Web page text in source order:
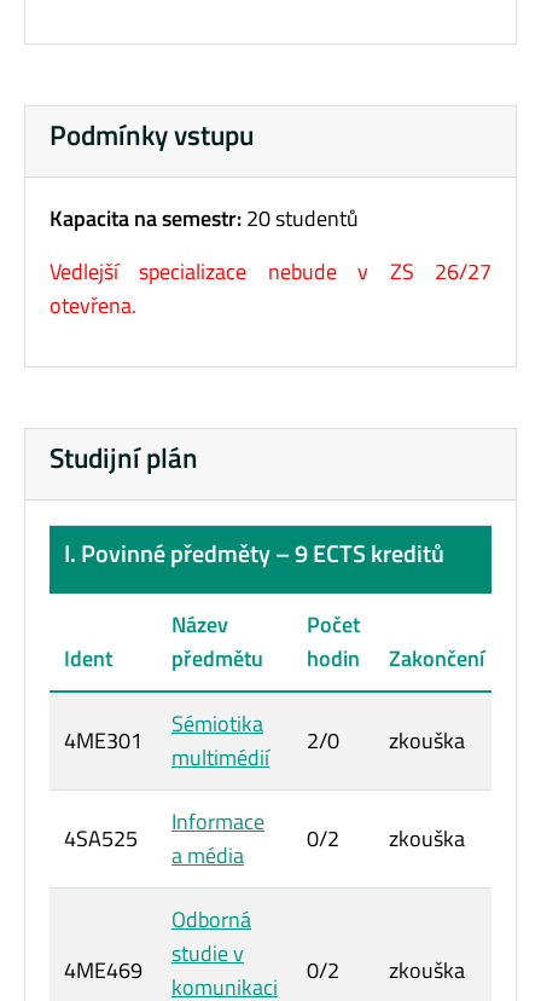
Podmínky vstupu
Kapacita na semestr:20 studentů
Vedlejší specializace nebude v ZS 26/27
otevřena.
Studijní plán
I. Povinné předměty – 9 ECTS kreditů
Ident
Název
předmětu
Počet
hodin
Zakončení
4ME301
Sémiotika
multimédií
2/0 zkouška
4SA525
Informace
a média
0/2 zkouška
4ME469
Odborná
studie v
komunikaci
0/2 zkouška